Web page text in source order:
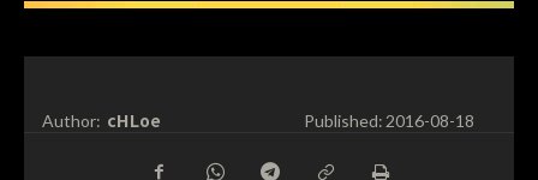
Author: cHLoe Published:2016-08-18